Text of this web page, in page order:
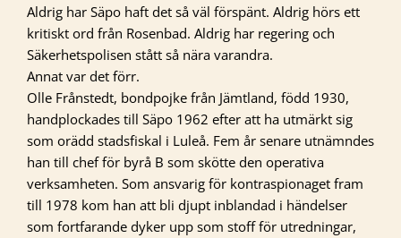
Aldrig har Säpo haft det så väl förspänt. Aldrig hörs ett
kritiskt ord från Rosenbad. Aldrig har regering och
Säkerhetspolisen stått så nära varandra.
Annat var det förr.
Olle Frånstedt, bondpojke från Jämtland, född 1930,
handplockades till Säpo 1962 efter att ha utmärkt sig
som orädd stadsfiskal i Luleå. Fem år senare utnämndes
han till chef för byrå B som skötte den operativa
verksamheten. Som ansvarig för kontraspionaget fram
till 1978 kom han att bli djupt inblandad i händelser
som fortfarande dyker upp som stoff för utredningar,